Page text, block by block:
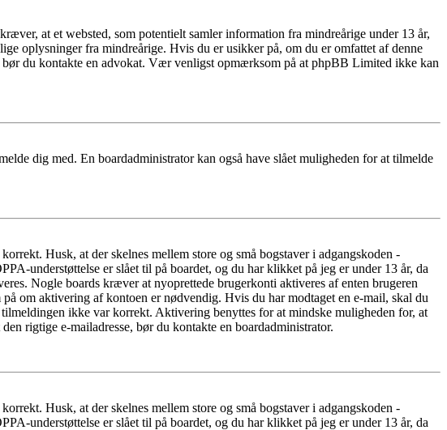
at et websted, som potentielt samler information fra mindreårige under 13 år,
oplysninger fra mindreårige. Hvis du er usikker på, om du er omfattet af denne
du kontakte en advokat. Vær venligst opmærksom på at phpBB Limited ikke kan
dig med. En boardadministrator kan også have slået muligheden for at tilmelde
Husk, at der skelnes mellem store og små bogstaver i adgangskoden -
understøttelse er slået til på boardet, og du har klikket på jeg er under 13 år, da
Nogle boards kræver at nyoprettede brugerkonti aktiveres af enten brugeren
om aktivering af kontoen er nødvendig. Hvis du har modtaget en e-mail, skal du
ikke var korrekt. Aktivering benyttes for at mindske muligheden for, at
rigtige e-mailadresse, bør du kontakte en boardadministrator.
Husk, at der skelnes mellem store og små bogstaver i adgangskoden -
understøttelse er slået til på boardet, og du har klikket på jeg er under 13 år, da